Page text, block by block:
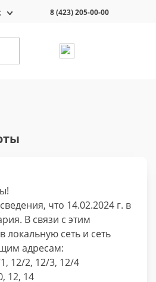
8 (423) 205-00-00
что 14.02.2024 г. в
В связи с этим
локальную сеть и сеть
адресам:
12/2, 12/3, 12/4
12, 14